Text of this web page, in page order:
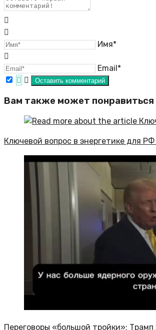
Имя*
Email*
Вам также может понравиться
Ключевой вопрос в энергетике для
Переговоры «большой тройки»: